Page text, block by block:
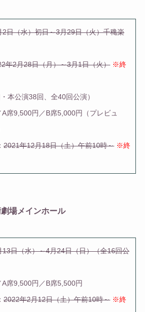
2日（水）初日～3月29日（火）千穐楽
年2月28日（月）～3月1日（火） ※終
本公演38回、 全40回公演）
A席9,500円／B席5,000円（プレビュ
： 2021年12月18日（土）午前10時～ ※終
場メインホール
13日（水）～4月24日（日）（全16回公
A席9,500円／B席5,500円
： 2022年2月12日（土）午前10時～ ※終